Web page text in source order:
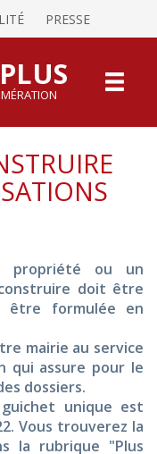
PRESSE
PLUS
propriété ou un
doit être
être formulée en
mairie au service
qui assure pour le
dossiers.
unique est
Vous trouverez la
la rubrique "Plus